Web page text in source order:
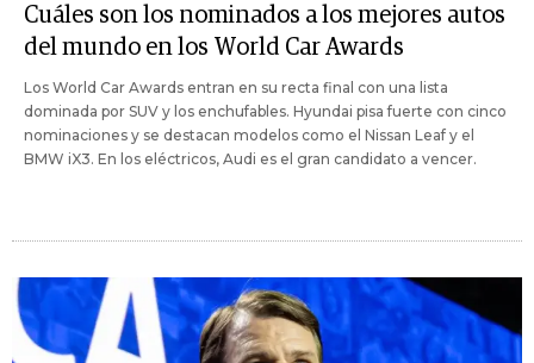
Cuáles son los nominados a los mejores autos
del mundo en los World Car Awards
Los World Car Awards entran en su recta final con una lista
dominada por SUV y los enchufables. Hyundai pisa fuerte con cinco
nominaciones y se destacan modelos como el Nissan Leaf y el
BMW iX3. En los eléctricos, Audi es el gran candidato a vencer.